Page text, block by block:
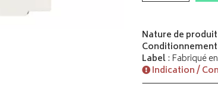
Nature de produit
Conditionnement
Label: Fabriqué
Indication /